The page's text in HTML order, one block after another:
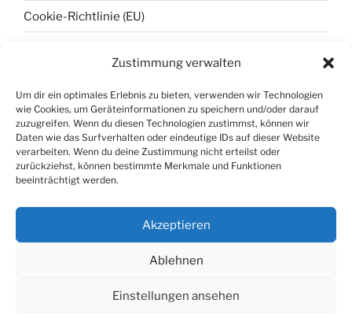
Zustimmung verwalten
Um dir ein optimales Erlebnis zu bieten, verwenden wir Technologien
wie Cookies, um Geräteinformationen zu speichern und/oder darauf
zuzugreifen. Wenn du diesen Technologien zustimmst, können wir
Daten wie das Surfverhalten oder eindeutige IDs auf dieser Website
verarbeiten. Wenn du deine Zustimmung nicht erteilst oder
zurückziehst, können bestimmte Merkmale und Funktionen
beeinträchtigt werden.
Akzeptieren
Ablehnen
Einstellungen ansehen
Cookie-Richtlinie (EU)
Anmelden
Eintrags-Feed
Kommentar-Feed
WordPress.org
Datenschutzerklärung
Mit Stolz präsentiert von